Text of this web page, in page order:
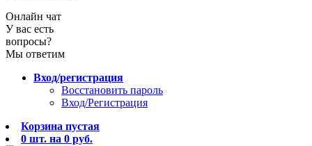
Онлайн чат
У вас есть
вопросы?
Мы ответим
Вход/регистрация
Восстановить пароль
Вход/Регистрация
Корзина пустая
0 шт. на 0 руб.